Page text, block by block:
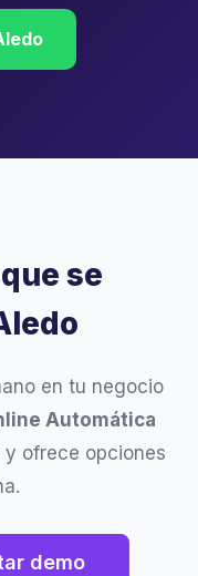
se
en tu negocio
Automática
ofrece opciones
demo